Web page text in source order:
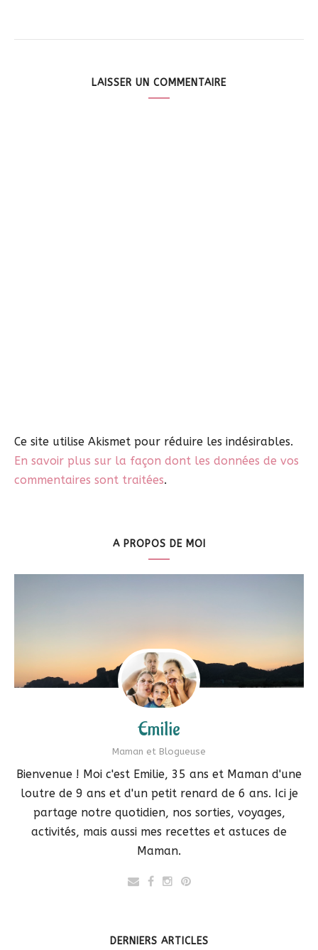
LAISSER UN COMMENTAIRE
Ce site utilise Akismet pour réduire les indésirables.
En savoir plus sur la façon dont les données de vos
commentaires sont traitées.
A PROPOS DE MOI
Emilie
Maman et Blogueuse
Bienvenue ! Moi c'est Emilie, 35 ans et Maman d'une
loutre de 9 ans et d'un petit renard de 6 ans. Ici je
partage notre quotidien, nos sorties, voyages,
activités, mais aussi mes recettes et astuces de
Maman.
DERNIERS ARTICLES